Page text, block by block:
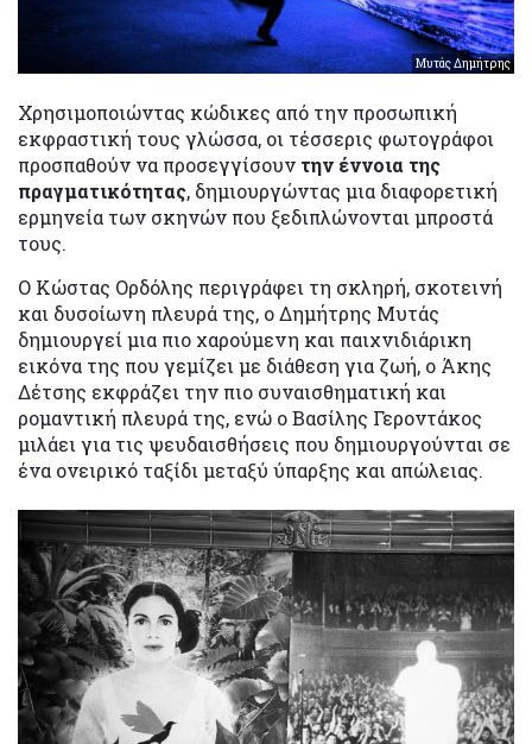
Μυτάς Δημήτρης
Χρησιμοποιώντας κώδικες από την προσωπική
εκφραστική τους γλώσσα, οι τέσσερις φωτογράφοι
προσπαθούν να προσεγγίσουν την έννοια της
πραγματικότητας, δημιουργώντας μια διαφορετική
ερμηνεία των σκηνών που ξεδιπλώνονται μπροστά
τους.
Ο Κώστας Ορδόλης περιγράφει τη σκληρή, σκοτεινή
και δυσοίωνη πλευρά της, ο Δημήτρης Μυτάς
δημιουργεί μια πιο χαρούμενη και παιχνιδιάρικη
εικόνα της που γεμίζει με διάθεση για ζωή, ο Άκης
Δέτσης εκφράζει την πιο συναισθηματική και
ρομαντική πλευρά της, ενώ ο Βασίλης Γεροντάκος
μιλάει για τις ψευδαισθήσεις που δημιουργούνται σε
ένα ονειρικό ταξίδι μεταξύ ύπαρξης και απώλειας.